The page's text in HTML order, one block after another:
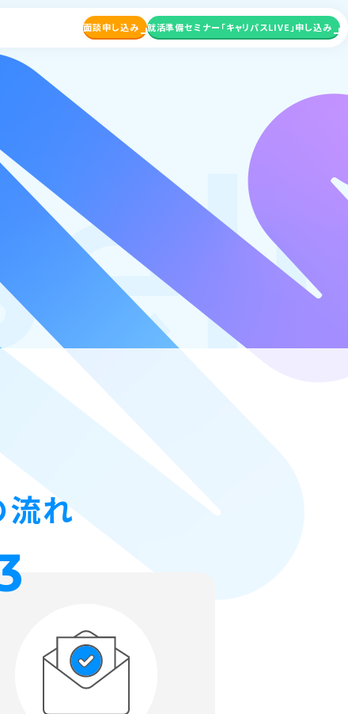
面談申し込み 就活準備セミナー 「キャリパスLIVE」申し込み
れ